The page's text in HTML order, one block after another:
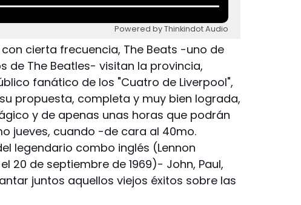
Powered by Thinkindot Audio
cierta frecuencia, The Beats -uno de
de The Beatles- visitan la provincia,
fanático de los "Cuatro de Liverpool",
propuesta, completa y muy bien lograda,
y de apenas unas horas que podrán
jueves, cuando -de cara al 40mo.
legendario combo inglés (Lennon
20 de septiembre de 1969)- John, Paul,
juntos aquellos viejos éxitos sobre las